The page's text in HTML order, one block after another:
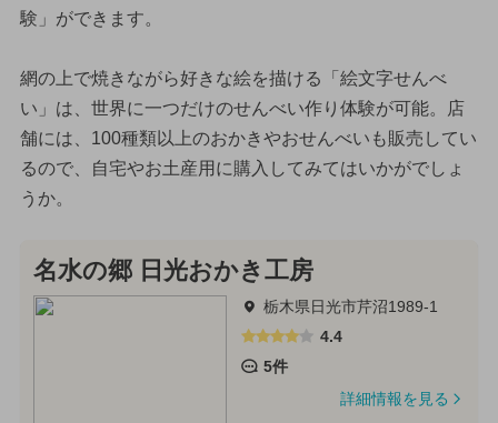
験」ができます。
網の上で焼きながら好きな絵を描ける「絵文字せんべ
い」は、世界に一つだけのせんべい作り体験が可能。店
舗には、100種類以上のおかきやおせんべいも販売してい
るので、自宅やお土産用に購入してみてはいかがでしょ
うか。
名水の郷 日光おかき工房
栃木県日光市芹沼1989-1
4.4
5件
詳細情報を見る